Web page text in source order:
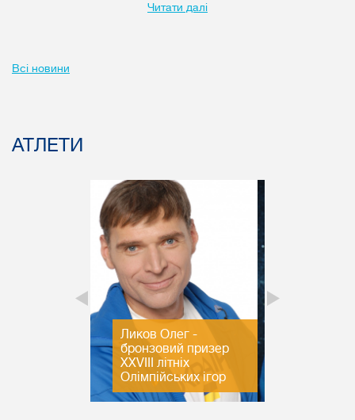
АТЛЕТИ
Ликов Олег -
бронзовий призер
XXVIII літніх
Олімпійських ігор
бронзовий призер
XXVIII літніх
Олімпійських ігор
Читати далі
Всі новини